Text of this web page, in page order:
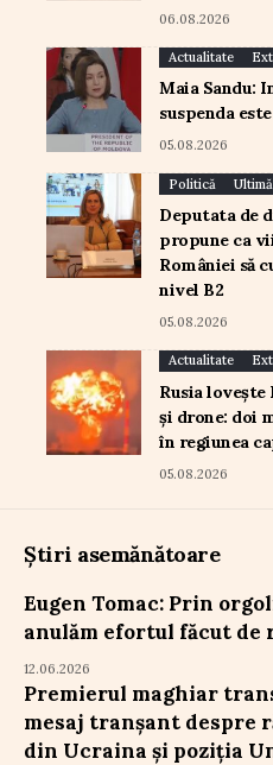
06.08.2026
Actualitate
Maia Sandu:
suspenda
05.08.2026
Politică
Deputata de
propune ca
României să
nivel B2
05.08.2026
Actualitate
Rusia
și drone: doi
în regiunea
05.08.2026
Știri asemănătoare
Eugen Tomac: Prin
anulăm efortul făcut de
12.06.2026
Premierul maghiar
mesaj tranșant despre
din Ucraina și poziția